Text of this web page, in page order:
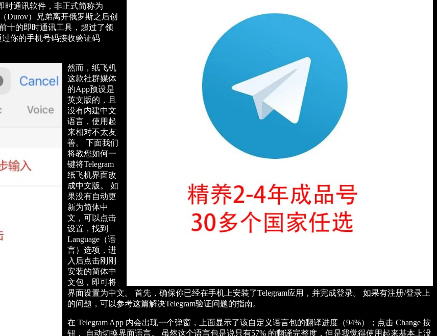
时通讯软件，非正式简称为
Durov）兄弟离开俄罗斯之后创
十的即时通讯工具，超过了领
你的手机号码接收验证码
然而，纸飞机
这款社群媒体
的App预设是
英文版的，且
没有内建中文
语言，使用起
来相对不太友
善。 下面我们
将教您如何一
键将Telegram
纸飞机界面改
成中文版。 如
果没有自动更
新为简体中
文，可以点击
设置，找到
Language（语
言）选项，进
入后点击刚刚
安装的简体中
文包，即可将
界面设置为中文。 首先，确保你已经在手机上安装了Telegram应用，并完成登录。 如果有注册/登录上
的问题，可以参考这篇解决Telegram验证问题的指南。
在 Telegram App 内会出现一个弹窗，上面显示了该自定义语言包的翻译进度（94%）；点击 Change 按
钮， 自动切换界面语言。 虽然这个语言包是说只有57% 的翻译完整度，但是我觉得使用起来基本上没